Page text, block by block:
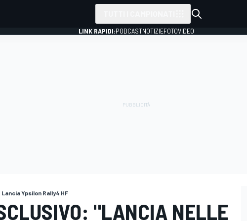
LINK RAPIDI:PODCASTNOTIZIEFOTOVIDEO
Ypsilon Rally4 HF
"LANCIA NELLE